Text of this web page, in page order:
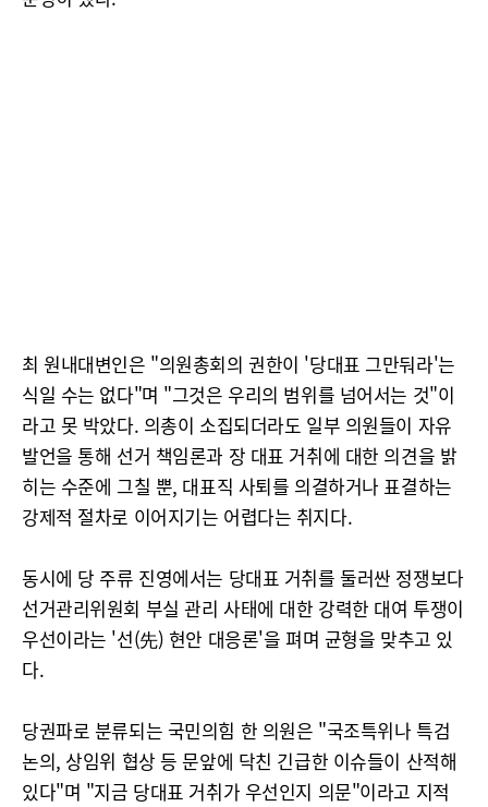
최 원내대변인은 "의원총회의 권한이 '당대표 그만둬라'는
식일 수는 없다"며 "그것은 우리의 범위를 넘어서는 것"이
라고 못 박았다. 의총이 소집되더라도 일부 의원들이 자유
발언을 통해 선거 책임론과 장 대표 거취에 대한 의견을 밝
히는 수준에 그칠 뿐, 대표직 사퇴를 의결하거나 표결하는
강제적 절차로 이어지기는 어렵다는 취지다.
동시에 당 주류 진영에서는 당대표 거취를 둘러싼 정쟁보다
선거관리위원회 부실 관리 사태에 대한 강력한 대여 투쟁이
우선이라는 '선(先) 현안 대응론'을 펴며 균형을 맞추고 있
다.
당권파로 분류되는 국민의힘 한 의원은 "국조특위나 특검
논의, 상임위 협상 등 문앞에 닥친 긴급한 이슈들이 산적해
있다"며 "지금 당대표 거취가 우선인지 의문"이라고 지적